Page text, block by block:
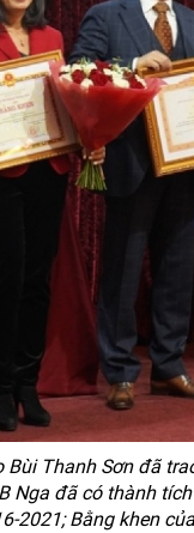
Thanh Sơn đã
Nga đã có thành
2021; Bằng khen